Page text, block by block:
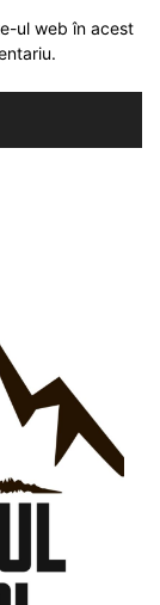
ul web în acest